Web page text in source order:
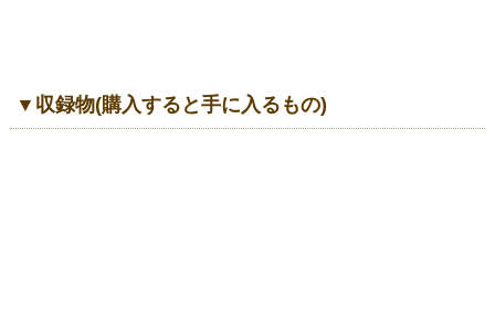
▼収録物(購入すると手に入るもの)